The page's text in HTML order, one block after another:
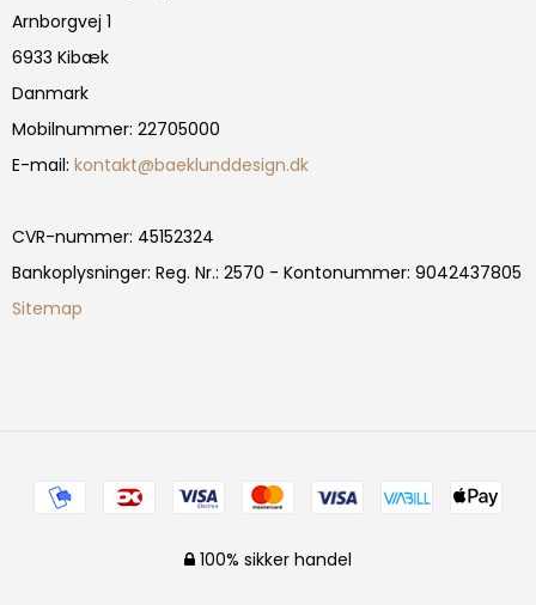
Arnborgvej 1
6933 Kibæk
Danmark
Mobilnummer: 22705000
E-mail: kontakt@baeklunddesign.dk
CVR-nummer: 45152324
Bankoplysninger: Reg. Nr.: 2570 - Kontonummer: 9042437805
Sitemap
100% sikker handel